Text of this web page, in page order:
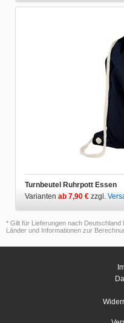
Turnbeutel Ruhrpott Essen
Varianten ab 7,90 € zzgl.
* Gilt für Lieferungen nach
Länder und Informationen zur